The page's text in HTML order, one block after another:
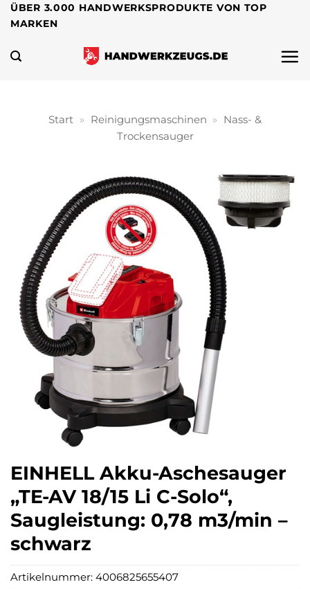
Zum
Inhalt
springen
ÜBER 3.000 HANDWERKSPRODUKTE VON TOP
MARKEN
Start » Reinigungsmaschinen » Nass- &
Trockensauger
EINHELL Akku-Aschesauger
„TE-AV 18/15 Li C-Solo“,
Saugleistung: 0,78 m3/min –
schwarz
Artikelnummer: 4006825655407